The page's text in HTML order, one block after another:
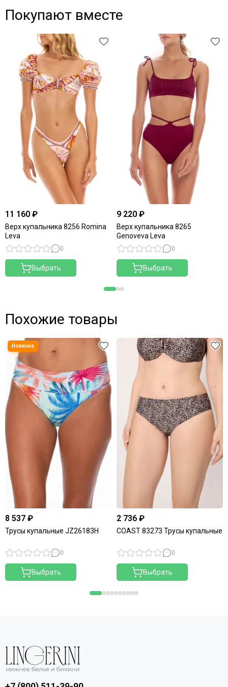
Покупают вместе
11 160 ₽
Верх купальника 8256 Romina
Leva
0
Выбрать
9 220 ₽
Верх купальника 8265
Genoveva Leva
0
Выбрать
Похожие товары
8 537 ₽
Трусы купальные JZ26183H
0
Выбрать
2 736 ₽
COAST 83273 Трусы купальные
0
Выбрать